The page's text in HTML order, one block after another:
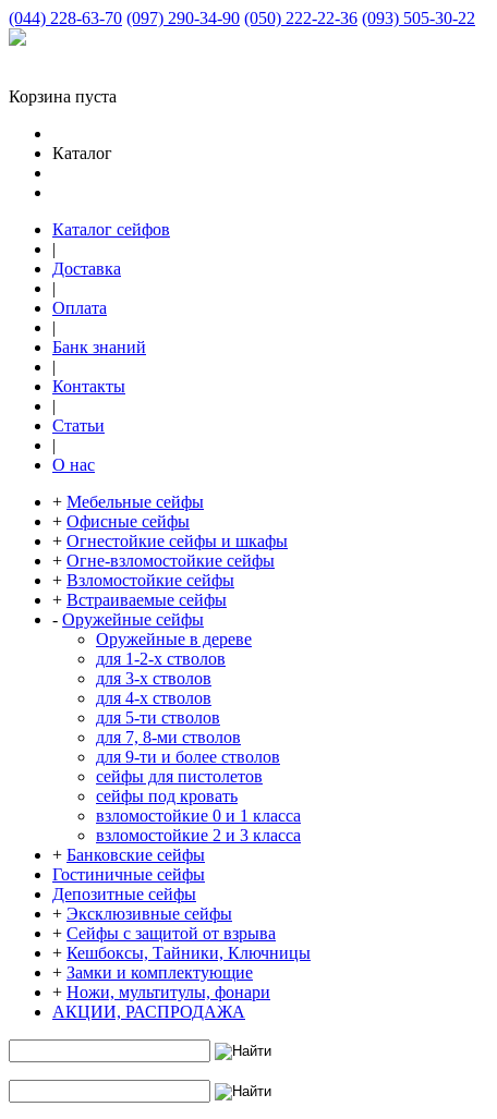
(044) 228-63-70 (097) 290-34-90 (050) 222-22-36 (093) 505-30-22
Корзина пуста
Каталог
Каталог сейфов
|
Доставка
|
Оплата
|
Банк знаний
|
Контакты
|
Статьи
|
О нас
+ Мебельные сейфы
+ Офисные сейфы
+ Огнестойкие сейфы и шкафы
+ Огне-взломостойкие сейфы
+ Взломостойкие сейфы
+ Встраиваемые сейфы
- Оружейные сейфы
Оружейные в дереве
для 1-2-х стволов
для 3-х стволов
для 4-х стволов
для 5-ти стволов
для 7, 8-ми стволов
для 9-ти и более стволов
сейфы для пистолетов
сейфы под кровать
взломостойкие 0 и 1 класса
взломостойкие 2 и 3 класса
+ Банковские сейфы
Гостиничные сейфы
Депозитные сейфы
+ Эксклюзивные сейфы
+ Сейфы с защитой от взрыва
+ Кешбоксы, Тайники, Ключницы
+ Замки и комплектующие
+ Ножи, мультитулы, фонари
АКЦИИ, РАСПРОДАЖА